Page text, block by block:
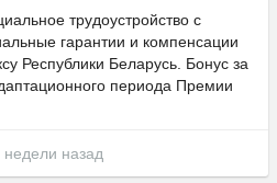
трудоустройство с
гарантии и компенсации
Республики Беларусь. Бонус за
периода Премии
назад